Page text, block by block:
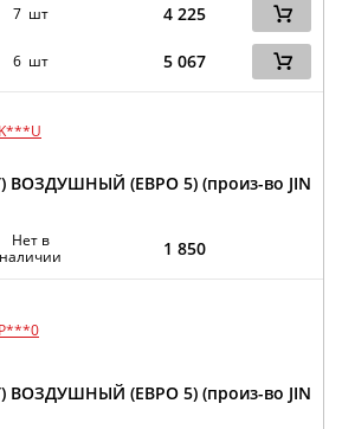
7 шт 4 225
6 шт 5 067
K***U
(ЕВРО 5) (произ-во JIN
Нет в
наличии
1 850
P***0
(ЕВРО 5) (произ-во JIN